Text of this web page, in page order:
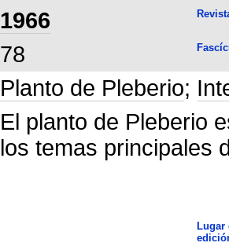
1966
78
Planto de Pleberio;
El planto de Pleberio
los temas principales
Lugar